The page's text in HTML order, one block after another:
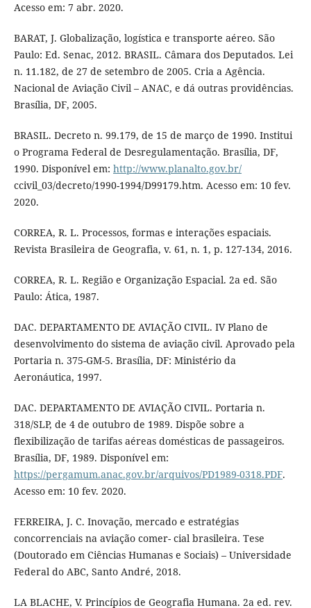
Acesso em: 7 abr. 2020.
BARAT, J. Globalização, logística e transporte aéreo. São
Paulo: Ed. Senac, 2012. BRASIL. Câmara dos Deputados. Lei
n. 11.182, de 27 de setembro de 2005. Cria a Agência.
Nacional de Aviação Civil – ANAC, e dá outras providências.
Brasília, DF, 2005.
BRASIL. Decreto n. 99.179, de 15 de março de 1990. Institui
o Programa Federal de Desregulamentação. Brasília, DF,
1990. Disponível em: http://www.planalto.gov.br/
ccivil_03/decreto/1990-1994/D99179.htm. Acesso em: 10 fev.
2020.
CORREA, R. L. Processos, formas e interações espaciais.
Revista Brasileira de Geografia, v. 61, n. 1, p. 127-134, 2016.
CORREA, R. L. Região e Organização Espacial. 2a ed. São
Paulo: Ática, 1987.
DAC. DEPARTAMENTO DE AVIAÇÃO CIVIL. IV Plano de
desenvolvimento do sistema de aviação civil. Aprovado pela
Portaria n. 375-GM-5. Brasília, DF: Ministério da
Aeronáutica, 1997.
DAC. DEPARTAMENTO DE AVIAÇÃO CIVIL. Portaria n.
318/SLP, de 4 de outubro de 1989. Dispõe sobre a
flexibilização de tarifas aéreas domésticas de passageiros.
Brasília, DF, 1989. Disponível em:
https://pergamum.anac.gov.br/arquivos/PD1989-0318.PDF.
Acesso em: 10 fev. 2020.
FERREIRA, J. C. Inovação, mercado e estratégias
concorrenciais na aviação comer- cial brasileira. Tese
(Doutorado em Ciências Humanas e Sociais) – Universidade
Federal do ABC, Santo André, 2018.
LA BLACHE, V. Princípios de Geografia Humana. 2a ed. rev.